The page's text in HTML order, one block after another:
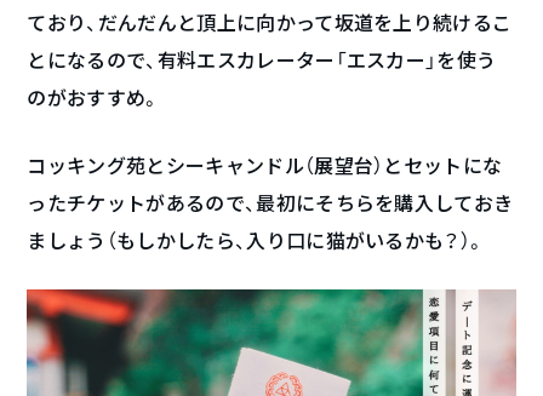
ており、だんだんと頂上に向かって坂道を上り続けるこ
とになるので、有料エスカレーター「エスカー」を使う
のがおすすめ。
コッキング苑とシーキャンドル（展望台）とセットにな
ったチケットがあるので、最初にそちらを購入しておき
ましょう（もしかしたら、入り口に猫がいるかも？）。